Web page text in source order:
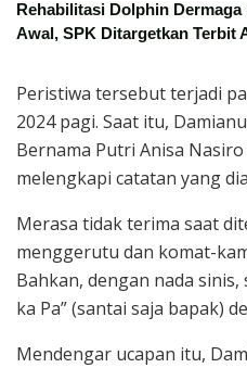
Rehabilitasi Dolphin Dermaga
Awal, SPK Ditargetkan Terbit
Peristiwa tersebut terjadi
2024 pagi. Saat itu,
Bernama Putri Anisa
melengkapi catatan yang
Merasa tidak terima saat
menggerutu dan komat-
Bahkan, dengan nada
ka Pa” (santai saja bapak)
Mendengar ucapan itu,